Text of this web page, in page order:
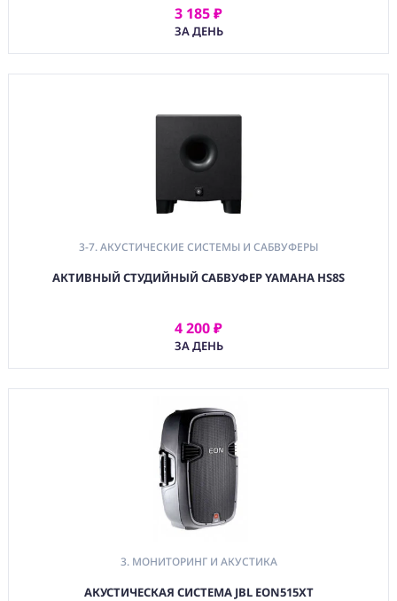
3 185 ₽
ЗА ДЕНЬ
АРЕНДОВАТЬ
3-7. АКУСТИЧЕСКИЕ СИСТЕМЫ И САБВУФЕРЫ
АКТИВНЫЙ СТУДИЙНЫЙ САБВУФЕР YAMAHA HS8S
4 200 ₽
ЗА ДЕНЬ
АРЕНДОВАТЬ
3. МОНИТОРИНГ И АКУСТИКА
АКУСТИЧЕСКАЯ СИСТЕМА JBL EON515XT